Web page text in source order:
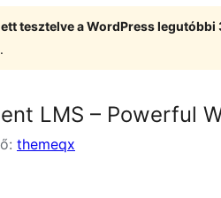
tesztelve a WordPress legutóbbi
LMS – Powerful
themeqx